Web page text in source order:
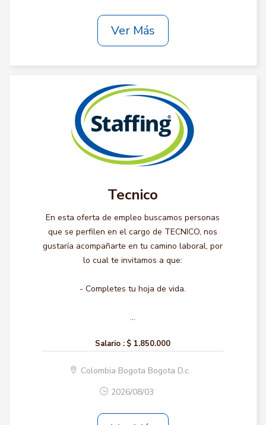
Ver Más
Tecnico
En esta oferta de empleo buscamos personas
que se perfilen en el cargo de TECNICO, nos
gustaría acompañarte en tu camino laboral, por
lo cual te invitamos a que:
- Completes tu hoja de vida.
...
Salario : $ 1.850.000
Colombia Bogota Bogota D.c.
2026/08/03